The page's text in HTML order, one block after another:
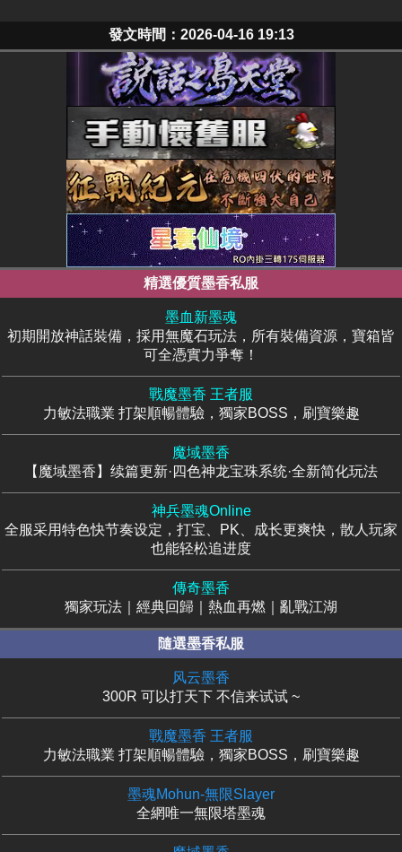
發文時間：2026-04-16 19:13
精選優質墨香私服
墨血新墨魂
初期開放神話裝備，採用無魔石玩法，所有裝備資源，寶箱皆
可全憑實力爭奪！
戰魔墨香 王者服
力敏法職業 打架順暢體驗，獨家BOSS，刷寶樂趣
魔域墨香
【魔域墨香】续篇更新·四色神龙宝珠系统·全新简化玩法
神兵墨魂Online
全服采用特色快节奏设定，打宝、PK、成长更爽快，散人玩家
也能轻松追进度
傳奇墨香
獨家玩法｜經典回歸｜熱血再燃｜亂戰江湖
隨選墨香私服
风云墨香
300R 可以打天下 不信来试试 ~
戰魔墨香 王者服
力敏法職業 打架順暢體驗，獨家BOSS，刷寶樂趣
墨魂Mohun-無限Slayer
全網唯一無限塔墨魂